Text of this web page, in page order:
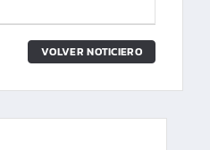
VOLVER NOTICIERO